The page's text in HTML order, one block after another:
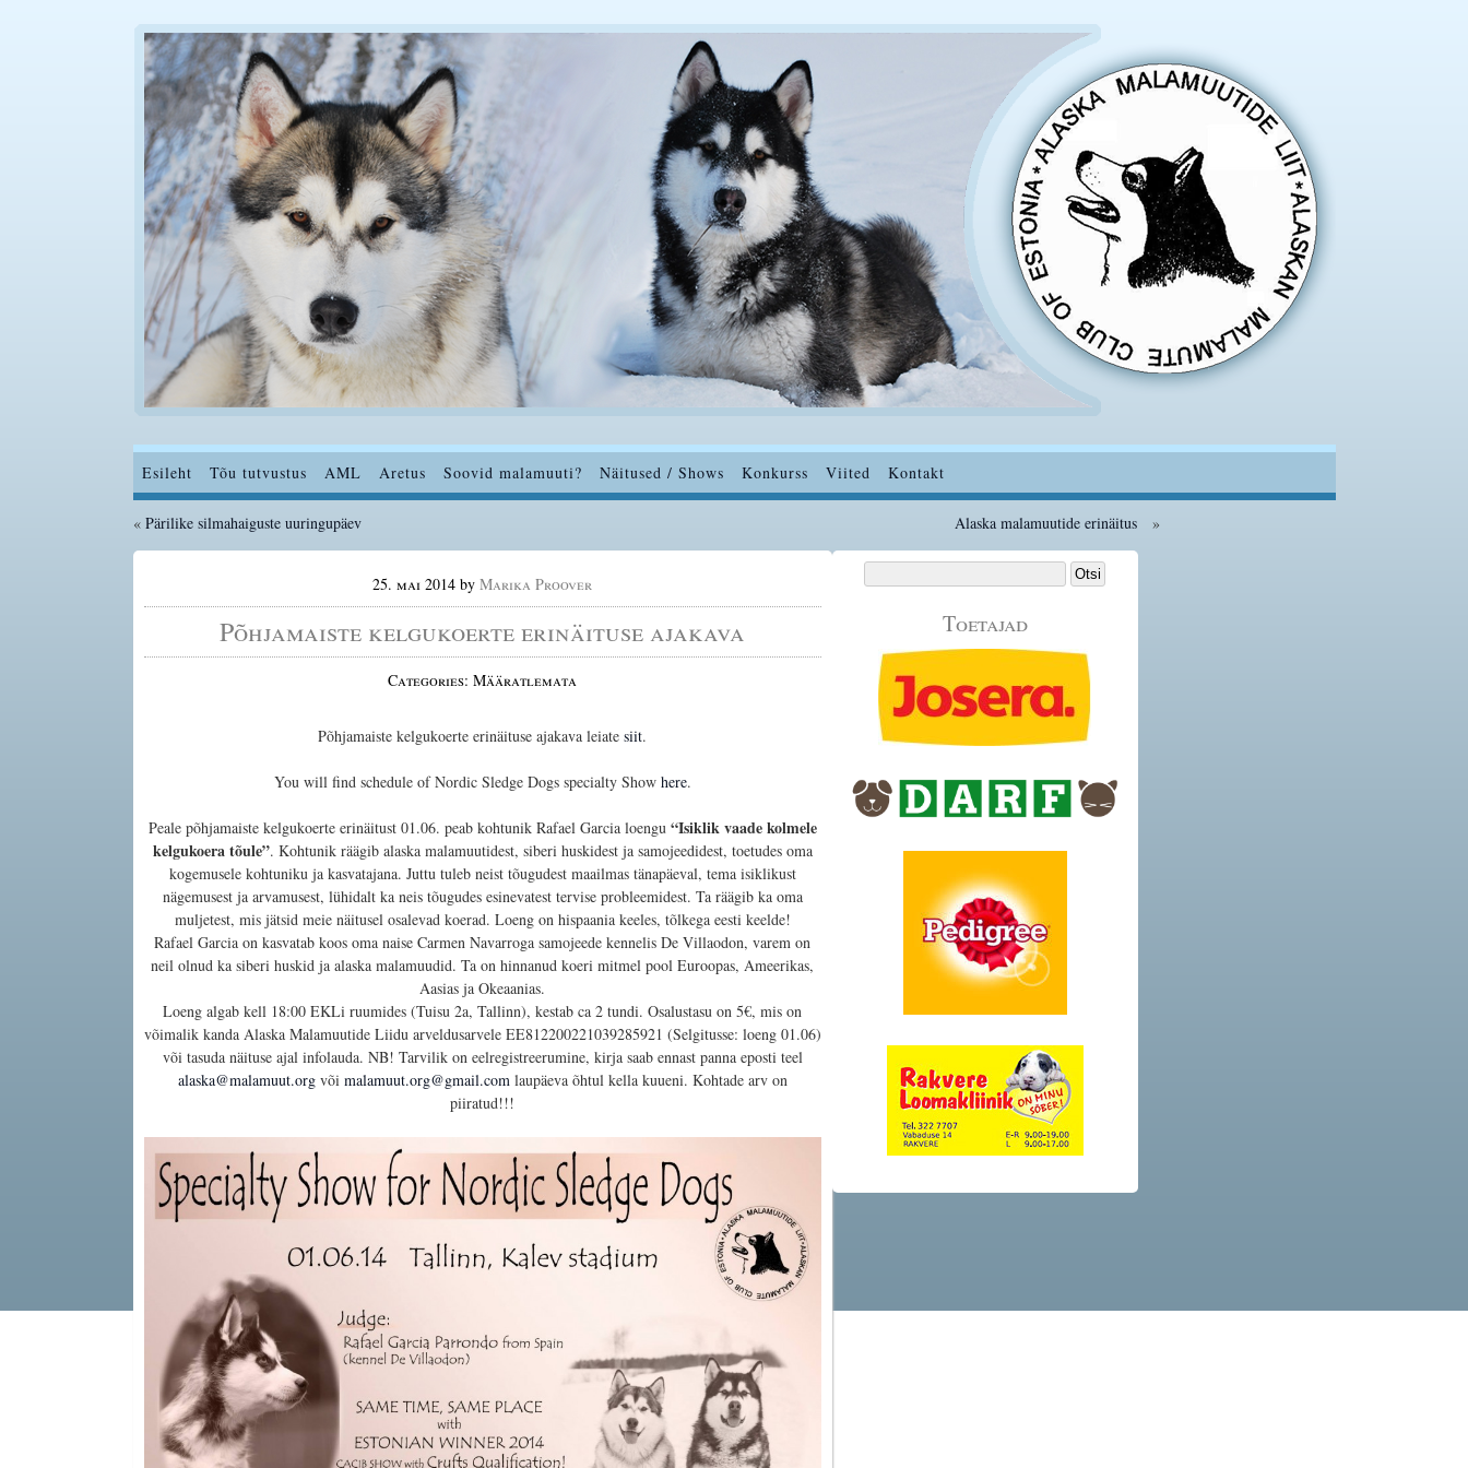
Esileht Tõu tutvustus AML Aretus Soovid malamuuti? Näitused / Shows Konkurss Viited Kontakt
« Pärilike silmahaiguste uuringupäev Alaska malamuutide erinäitus »
25. mai 2014 by Marika Proover
Põhjamaiste kelgukoerte erinäituse ajakava
Categories: Määratlemata
Põhjamaiste kelgukoerte erinäituse ajakava leiate siit.
You will find schedule of Nordic Sledge Dogs specialty Show here.
Peale põhjamaiste kelgukoerte erinäitust 01.06. peab kohtunik Rafael Garcia loengu “Isiklik vaade kolmele
kelgukoera tõule”. Kohtunik räägib alaska malamuutidest, siberi huskidest ja samojeedidest, toetudes oma
kogemusele kohtuniku ja kasvatajana. Juttu tuleb neist tõugudest maailmas tänapäeval, tema isiklikust
nägemusest ja arvamusest, lühidalt ka neis tõugudes esinevatest tervise probleemidest. Ta räägib ka oma
muljetest, mis jätsid meie näitusel osalevad koerad. Loeng on hispaania keeles, tõlkega eesti keelde!
Rafael Garcia on kasvatab koos oma naise Carmen Navarroga samojeede kennelis De Villaodon, varem on
neil olnud ka siberi huskid ja alaska malamuudid. Ta on hinnanud koeri mitmel pool Euroopas, Ameerikas,
Aasias ja Okeaanias.
Loeng algab kell 18:00 EKLi ruumides (Tuisu 2a, Tallinn), kestab ca 2 tundi. Osalustasu on 5€, mis on
võimalik kanda Alaska Malamuutide Liidu arveldusarvele EE812200221039285921 (Selgitusse: loeng 01.06)
või tasuda näituse ajal infolauda. NB! Tarvilik on eelregistreerumine, kirja saab ennast panna eposti teel
alaska@malamuut.orgvõi malamuut.org@gmail.comlaupäeva õhtul kella kuueni. Kohtade arv on
piiratud!!!
Otsi:
Toetajad